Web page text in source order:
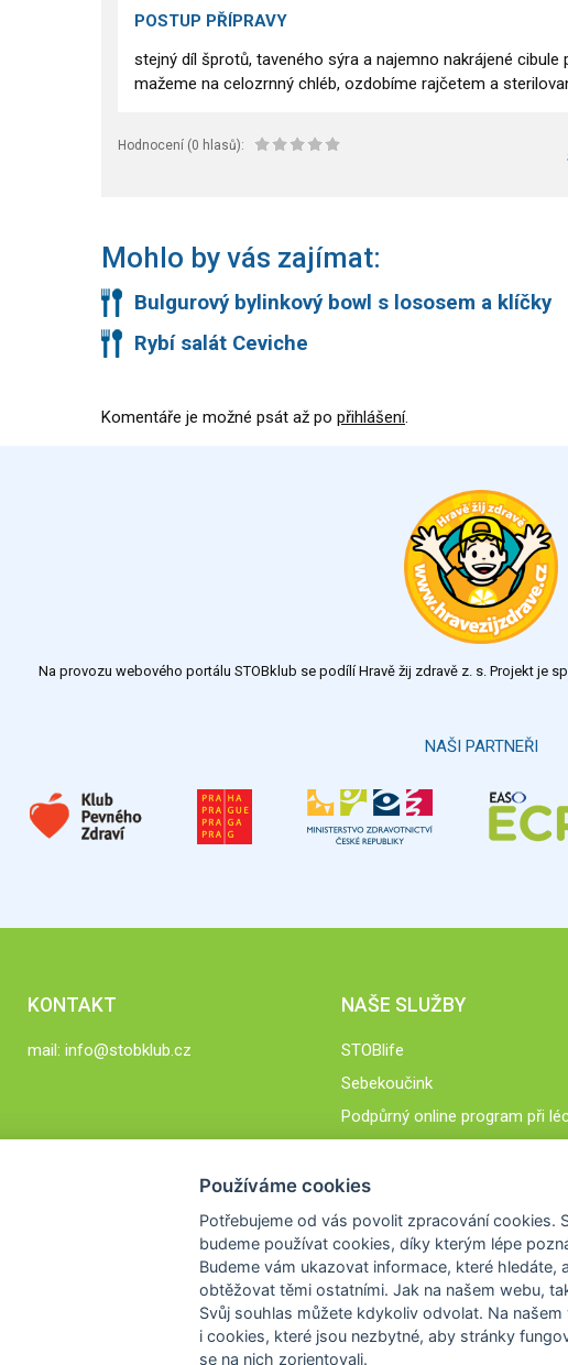
POSTUP PŘÍPRAVY
stejný díl šprotů, taveného sýra a najemno nakrájené cibule
mažeme na celozrnný chléb, ozdobíme rajčetem a
Hodnocení (0 hlasů):
Mohlo by vás zajímat:
Bulgurový bylinkový bowl s lososem a klíčky
Rybí salát Ceviche
Komentáře je možné psát až po přihlášení.
Na provozu webového portálu STOBklub se podílí Hravě žij zdravě z. s. Projekt je
NAŠI PARTNEŘI
KONTAKT
mail: info@stobklub.cz
NAŠE SLUŽBY
STOBlife
Sebekoučink
Podpůrný online program při
Používáme cookies
Potřebujeme od vás povolit zpracování cookies.
budeme používat cookies, díky kterým lépe
Budeme vám ukazovat informace, které hledáte,
obtěžovat těmi ostatními. Jak na našem webu,
Svůj souhlas můžete kdykoliv odvolat. Na našem
i cookies, které jsou nezbytné, aby stránky
se na nich zorientovali.